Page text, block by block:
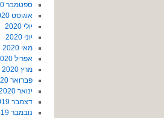
ספטמבר 2020
אוגוסט 2020
יולי 2020
יוני 2020
מאי 2020
אפריל 2020
מרץ 2020
פברואר 2020
ינואר 2020
דצמבר 2019
נובמבר 2019